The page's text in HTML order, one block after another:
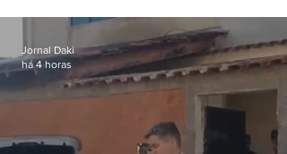
nacional
Jornal Daki
há 4 horas